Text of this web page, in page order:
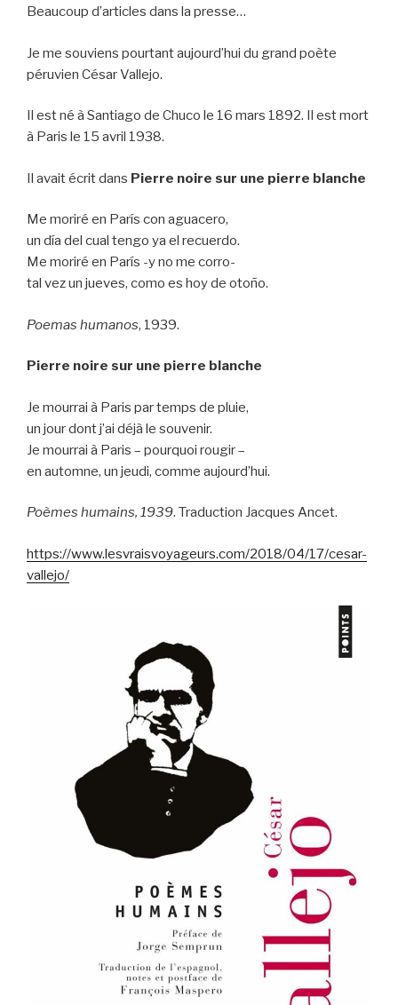
Beaucoup d’articles dans la presse…
Je me souviens pourtant aujourd’hui du grand poète
péruvien César Vallejo.
Il est né à Santiago de Chuco le 16 mars 1892. Il est mort
à Paris le 15 avril 1938.
Il avait écrit dans Pierre noire sur une pierre blanche
Me moriré en París con aguacero,
un día del cual tengo ya el recuerdo.
Me moriré en París -y no me corro-
tal vez un jueves, como es hoy de otoño.
Poemas humanos, 1939.
Pierre noire sur une pierre blanche
Je mourrai à Paris par temps de pluie,
un jour dont j’ai déjà le souvenir.
Je mourrai à Paris – pourquoi rougir –
en automne, un jeudi, comme aujourd’hui.
Poèmes humains, 1939. Traduction Jacques Ancet.
https://www.lesvraisvoyageurs.com/2018/04/17/cesar-
vallejo/